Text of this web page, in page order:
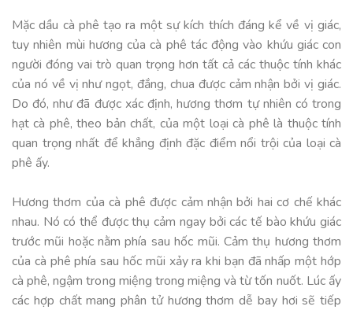
Mặc dầu cà phê tạo ra một sự kích thích đáng kể về vị giác,
tuy nhiên mùi hương của cà phê tác động vào khứu giác con
người đóng vai trò quan trọng hơn tất cả các thuộc tính khác
của nó về vị như ngọt, đắng, chua được cảm nhận bởi vị giác.
Do đó, như đã được xác định, hương thơm tự nhiên có trong
hạt cà phê, theo bản chất, của một loại cà phê là thuộc tính
quan trọng nhất để khẳng định đặc điểm nổi trội của loại cà
phê ấy.
Hương thơm của cà phê được cảm nhận bởi hai cơ chế khác
nhau. Nó có thể được thụ cảm ngay bởi các tế bào khứu giác
trước mũi hoặc nằm phía sau hốc mũi. Cảm thụ hương thơm
của cà phê phía sau hốc mũi xảy ra khi bạn đã nhấp một hớp
cà phê, ngậm trong miệng trong miệng và từ tốn nuốt. Lúc ấy
các hợp chất mang phân tử hương thơm dễ bay hơi sẽ tiếp